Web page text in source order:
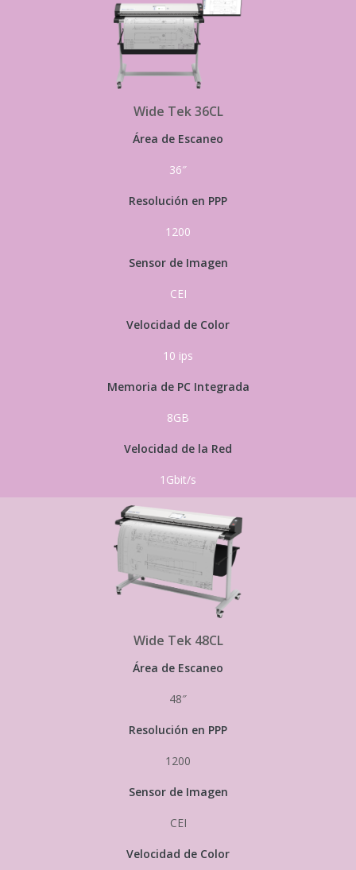
Wide Tek 36CL
Área de Escaneo
36″
Resolución en PPP
1200
Sensor de Imagen
CEI
Velocidad de Color
10 ips
Memoria de PC Integrada
8GB
Velocidad de la Red
1Gbit/s
Wide Tek 48CL
Área de Escaneo
48″
Resolución en PPP
1200
Sensor de Imagen
CEI
Velocidad de Color